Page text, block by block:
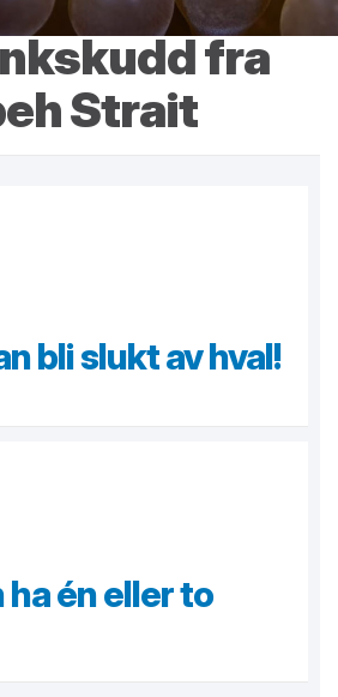
fra
Strait
bli slukt av hval!
ha én eller to